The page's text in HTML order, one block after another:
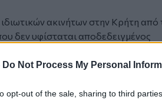
Do Not Process My Personal
opt-out of the sale, sharing to third
ακινήτων στην Κρήτη από
δεν υφίσταται αποδεδειγμένος
υπηρεσίες των διατάξεων: